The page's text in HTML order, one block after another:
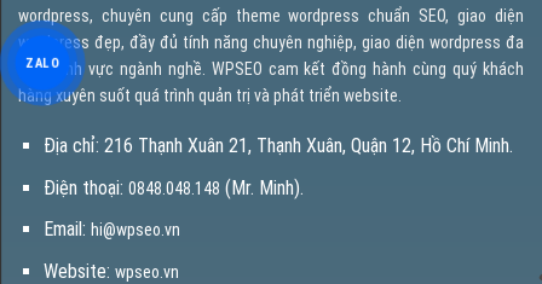
wordpress, chuyên cung cấp theme wordpress chuẩn SEO, giao diện
wordpress đẹp, đầy đủ tính năng chuyên nghiệp, giao diện wordpress đa
dạng lĩnh vực ngành nghề. WPSEO cam kết đồng hành cùng quý khách
hàng xuyên suốt quá trình quản trị và phát triển website.
Địa chỉ: 216 Thạnh Xuân 21, Thạnh Xuân, Quận 12, Hồ Chí Minh.
Điện thoại: 0848.048.148 (Mr. Minh).
Email: hi@wpseo.vn
Website: wpseo.vn
ZALO